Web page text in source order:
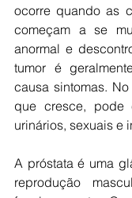
ocorre quando as
começam a se
anormal e
tumor é
causa sintomas.
que cresce, pode
urinários, sexuais e
A próstata é uma
reprodução